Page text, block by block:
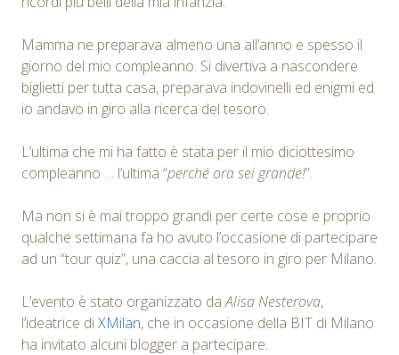
Mamma ne preparava almeno una all’anno e spesso il
giorno del mio compleanno. Si divertiva a nascondere
biglietti per tutta casa, preparava indovinelli ed enigmi ed
io andavo in giro alla ricerca del tesoro.
L’ultima che mi ha fatto è stata per il mio diciottesimo
compleanno … l’ultima “perché ora sei grande!”.
Ma non si è mai troppo grandi per certe cose e proprio
qualche settimana fa ho avuto l’occasione di partecipare
ad un “tour quiz”, una caccia al tesoro in giro per Milano.
L’evento è stato organizzato daAlisa Nesterova,
l’ideatrice diXMilan, che in occasione della BIT di Milano
ha invitato alcuni blogger a partecipare.